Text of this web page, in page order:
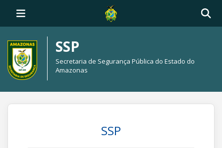
SSP
Secretaria de Segurança Pública do Estado do
Amazonas
SSP